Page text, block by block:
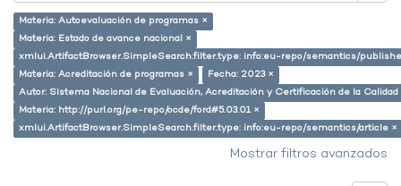
Materia: Autoevaluación de programas ×
Materia: Estado de avance nacional ×
xmlui.ArtifactBrowser.SimpleSearch.filter.type: info:eu-repo/semantics/
Materia: Acreditación de programas ×
Fecha: 2023 ×
Autor: Sistema Nacional de Evaluación, Acreditación y Certificación de la
Materia: http://purl.org/pe-repo/ocde/ford#5.03.01 ×
xmlui.ArtifactBrowser.SimpleSearch.filter.type: info:eu-repo/semantics/article ×
Mostrar filtros avanzados